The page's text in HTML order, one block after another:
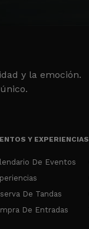
y la emoción.
Y EXPERIENCIAS
De Eventos
De Tandas
De Entradas